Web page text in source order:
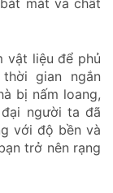
vật liệu để phủ
gian ngắn
bị nấm loang,
người ta đã
với độ bền và
trở nên rạng